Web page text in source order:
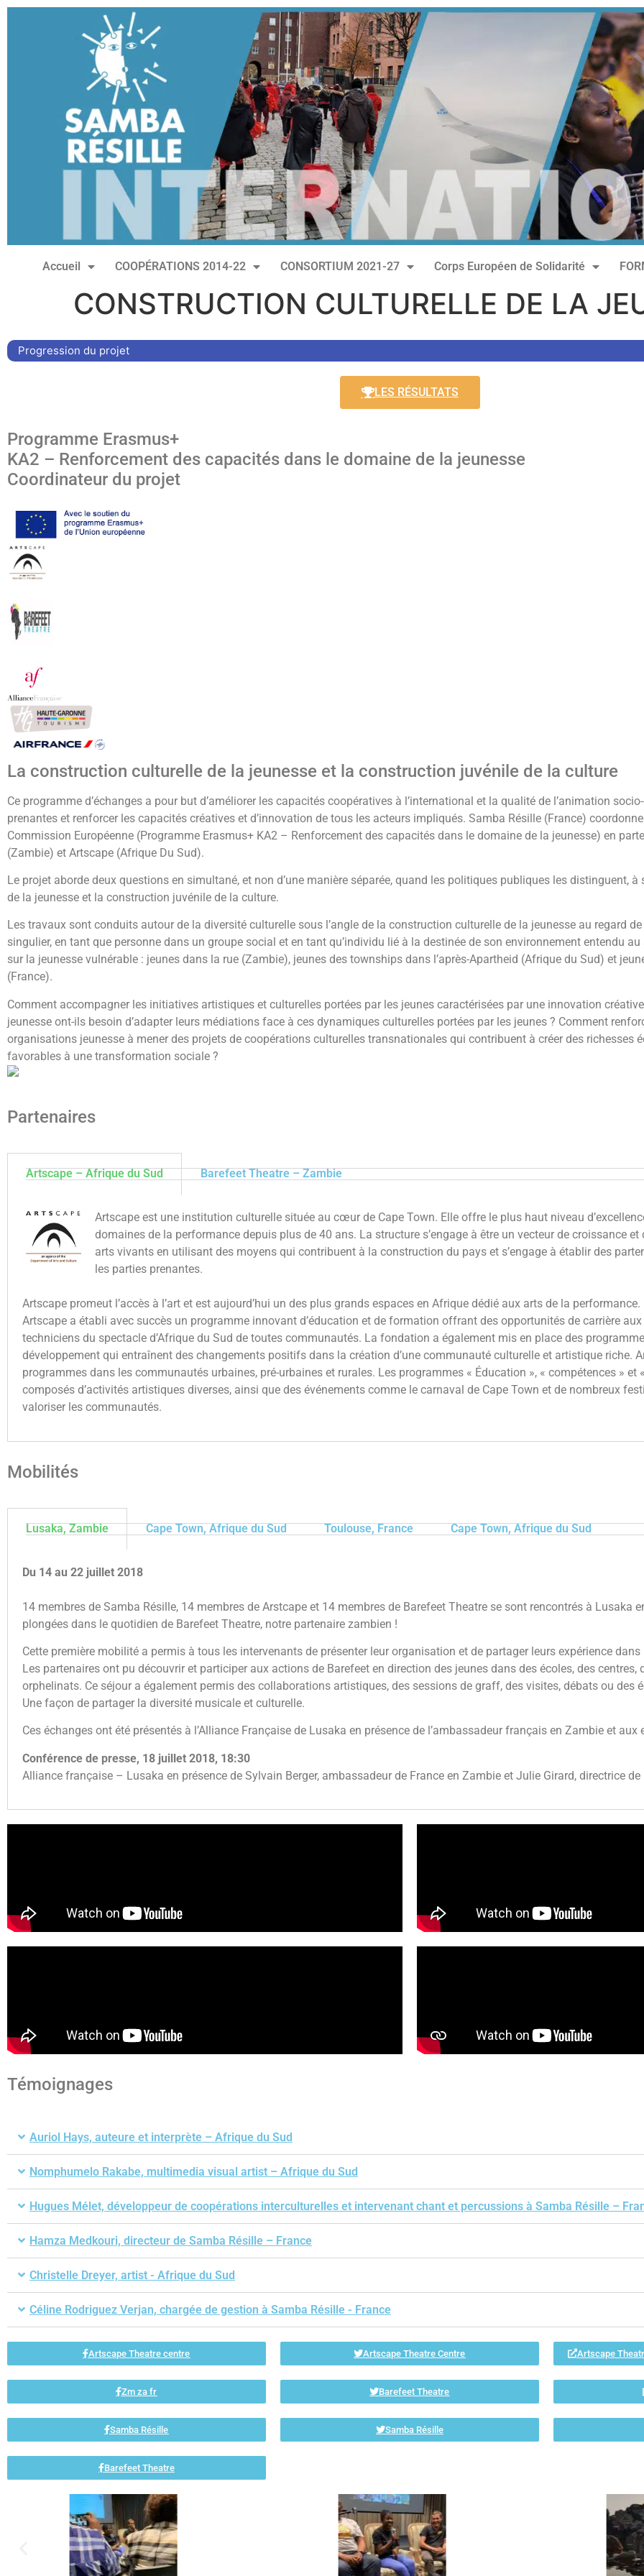
Accueil COOPÉRATIONS 2014-22 CONSORTIUM 2021-27 Corps Européen de Solidarité
CONSTRUCTION CULTURELLE DE LA
Progression du projet
LES RÉSULTATS
Programme Erasmus+
KA2 – Renforcement des capacités dans le domaine de la jeunesse
Coordinateur du projet
La construction culturelle de la jeunesse et la construction juvénile de la culture
Ce programme d’échanges a pour but d’améliorer les capacités coopératives à l’international et la qualité de l’animation
prenantes et renforcer les capacités créatives et d’innovation de tous les acteurs impliqués. Samba Résille (France)
Commission Européenne (Programme Erasmus+ KA2 – Renforcement des capacités dans le domaine de la jeunesse) en
(Zambie) et Artscape (Afrique Du Sud).
Le projet aborde deux questions en simultané, et non d’une manière séparée, quand les politiques publiques les distinguent,
de la jeunesse et la construction juvénile de la culture.
Les travaux sont conduits autour de la diversité culturelle sous l’angle de la construction culturelle de la jeunesse au regard
singulier, en tant que personne dans un groupe social et en tant qu’individu lié à la destinée de son environnement entendu
sur la jeunesse vulnérable : jeunes dans la rue (Zambie), jeunes des townships dans l’après-Apartheid (Afrique du Sud) et
(France).
Comment accompagner les initiatives artistiques et culturelles portées par les jeunes caractérisées par une innovation
jeunesse ont-ils besoin d’adapter leurs médiations face à ces dynamiques culturelles portées par les jeunes ? Comment
organisations jeunesse à mener des projets de coopérations culturelles transnationales qui contribuent à créer des richesses
favorables à une transformation sociale ?
Partenaires
Artscape – Afrique du Sud Barefeet Theatre – Zambie
Artscape est une institution culturelle située au cœur de Cape Town. Elle offre le plus haut niveau
domaines de la performance depuis plus de 40 ans. La structure s’engage à être un vecteur de croissance
arts vivants en utilisant des moyens qui contribuent à la construction du pays et s’engage à établir des
les parties prenantes.
Artscape promeut l’accès à l’art et est aujourd’hui un des plus grands espaces en Afrique dédié aux arts de la
Artscape a établi avec succès un programme innovant d’éducation et de formation offrant des opportunités de carrière
techniciens du spectacle d’Afrique du Sud de toutes communautés. La fondation a également mis en place des
développement qui entraînent des changements positifs dans la création d’une communauté culturelle et artistique riche.
programmes dans les communautés urbaines, pré-urbaines et rurales. Les programmes « Éducation », « compétences » et
composés d’activités artistiques diverses, ainsi que des événements comme le carnaval de Cape Town et de nombreux
valoriser les communautés.
Mobilités
Lusaka, Zambie Cape Town, Afrique du Sud Toulouse, France Cape Town, Afrique du Sud
Du 14 au 22 juillet 2018
14 membres de Samba Résille, 14 membres de Arstcape et 14 membres de Barefeet Theatre se sont rencontrés à Lusaka
plongées dans le quotidien de Barefeet Theatre, notre partenaire zambien !
Cette première mobilité a permis à tous les intervenants de présenter leur organisation et de partager leurs expérience
Les partenaires ont pu découvrir et participer aux actions de Barefeet en direction des jeunes dans des écoles, des centres,
orphelinats. Ce séjour a également permis des collaborations artistiques, des sessions de graff, des visites, débats ou des
Une façon de partager la diversité musicale et culturelle.
Ces échanges ont été présentés à l’Alliance Française de Lusaka en présence de l’ambassadeur français en Zambie et
Conférence de presse, 18 juillet 2018, 18:30
Alliance française – Lusaka en présence de Sylvain Berger, ambassadeur de France en Zambie et Julie Girard, directrice de
Témoignages
Auriol Hays, auteure et interprète – Afrique du Sud
Nomphumelo Rakabe, multimedia visual artist – Afrique du Sud
Hugues Mélet, développeur de coopérations interculturelles et intervenant chant et percussions à Samba Résille –
Hamza Medkouri, directeur de Samba Résille – France
Christelle Dreyer, artist - Afrique du Sud
Céline Rodriguez Verjan, chargée de gestion à Samba Résille - France
Artscape Theatre centre
Zm za fr
Samba Résille
Barefeet Theatre
Artscape Theatre Centre
Barefeet Theatre
Samba Résille
Artscape